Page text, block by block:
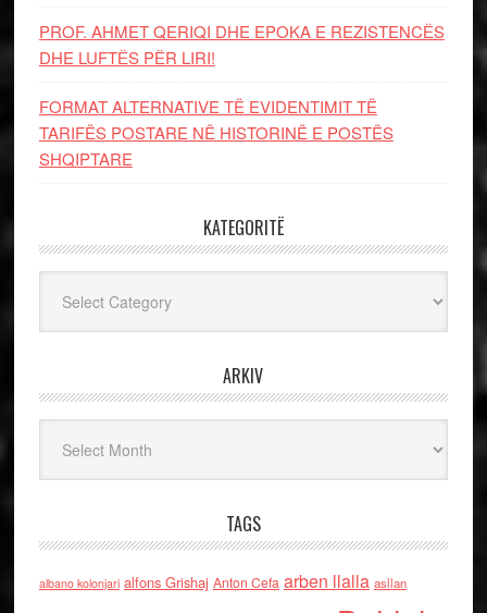
PROF. AHMET QERIQI DHE EPOKA E REZISTENCЁS
DHE LUFTЁS PЁR LIRI!
FORMAT ALTERNATIVE TË EVIDENTIMIT TË
TARIFËS POSTARE NË HISTORINË E POSTËS
SHQIPTARE
KATEGORITË
ARKIV
TAGS
albano kolonjari alfons Grishaj Anton Cefa arben llalla asllan